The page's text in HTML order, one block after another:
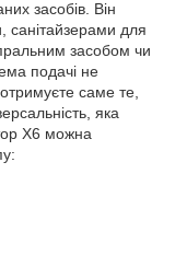
засобів. Він
санітайзерами для
засобом чи
подачі не
саме те,
яка
X6 можна